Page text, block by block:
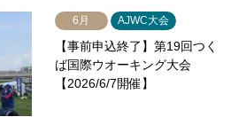
6月 AJWC大会
【事前申込終了】第19回つく
ば国際ウオーキング大会
【2026/6/7開催】